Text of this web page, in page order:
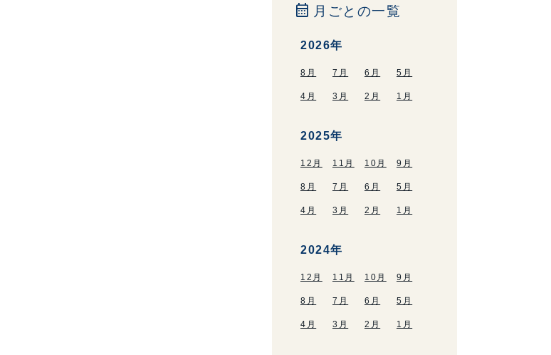
calendar_month 月ごとの一覧
2026年
8月 7月 6月 5月
4月 3月 2月 1月
2025年
12月 11月 10月 9月
8月 7月 6月 5月
4月 3月 2月 1月
2024年
12月 11月 10月 9月
8月 7月 6月 5月
4月 3月 2月 1月